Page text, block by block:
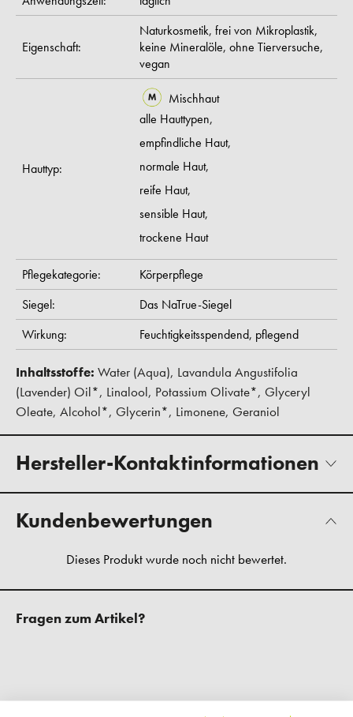
Eigenschaft:
Naturkosmetik, frei von Mikroplastik,
keine Mineralöle, ohne Tierversuche,
vegan
Hauttyp:
Mischhaut
alle Hauttypen,
empfindliche Haut,
normale Haut,
reife Haut,
sensible Haut,
trockene Haut
Pflegekategorie:
Körperpflege
Siegel:
Das NaTrue-Siegel
Wirkung:
Feuchtigkeitsspendend, pflegend
Inhaltsstoffe: Water (Aqua), Lavandula Angustifolia
(Lavender) Oil*, Linalool, Potassium Olivate*, Glyceryl
Oleate, Alcohol*, Glycerin*, Limonene, Geraniol
Hersteller-Kontaktinformationen
Kundenbewertungen
Fragen zum Artikel?